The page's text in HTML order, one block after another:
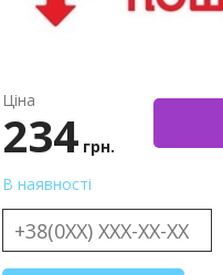
Ціна
234 грн.
В наявності